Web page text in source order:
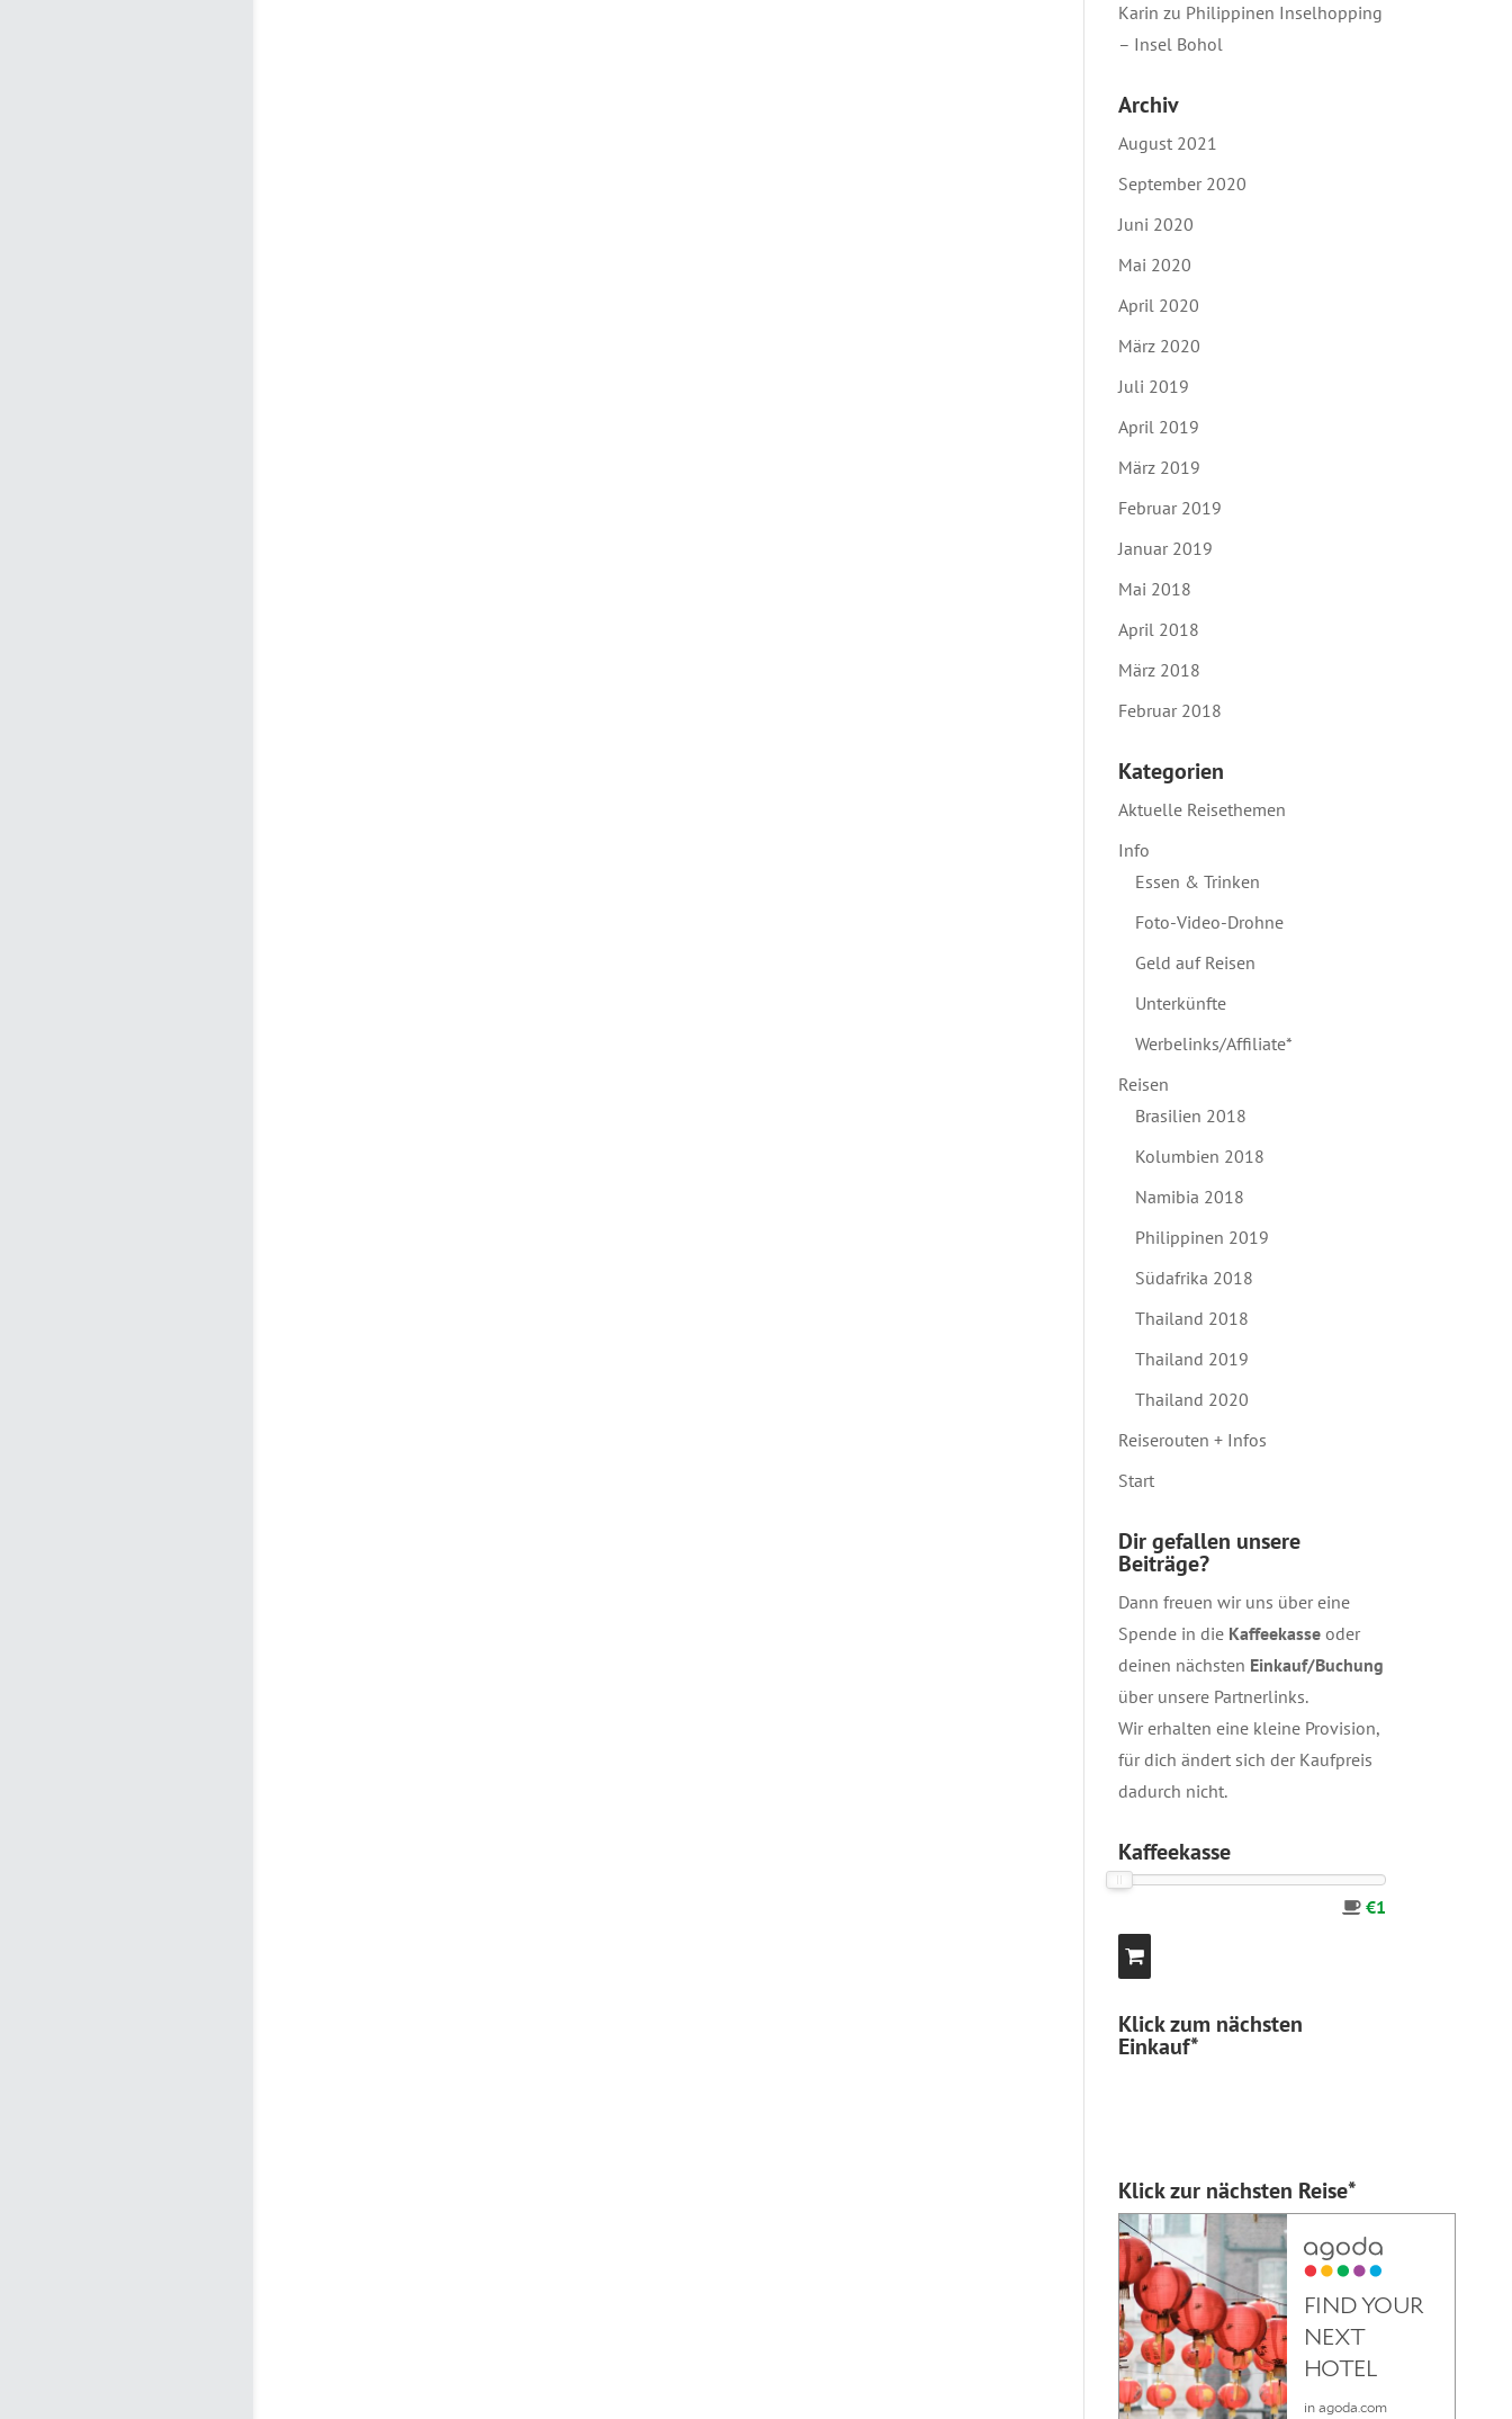
Karin zu Philippinen Inselhopping
– Insel Bohol
Archiv
August 2021
September 2020
Juni 2020
Mai 2020
April 2020
März 2020
Juli 2019
April 2019
März 2019
Februar 2019
Januar 2019
Mai 2018
April 2018
März 2018
Februar 2018
Kategorien
Aktuelle Reisethemen
Info
Essen & Trinken
Foto-Video-Drohne
Geld auf Reisen
Unterkünfte
Werbelinks/Affiliate*
Reisen
Brasilien 2018
Kolumbien 2018
Namibia 2018
Philippinen 2019
Südafrika 2018
Thailand 2018
Thailand 2019
Thailand 2020
Reiserouten + Infos
Start
Dir gefallen unsere
Beiträge?
Dann freuen wir uns über eine
Spende in die Kaffeekasseoder
deinen nächsten Einkauf/Buchung
über unsere Partnerlinks.
Wir erhalten eine kleine Provision,
für dich ändert sich der Kaufpreis
dadurch nicht.
Kaffeekasse
€1
Klick zum nächsten
Einkauf*
Klick zur nächsten Reise*